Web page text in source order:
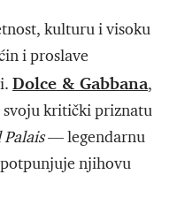
kulturu i visoku
i proslave
Dolce & Gabbana,
kritički priznatu
Palais— legendarnu
njihovu